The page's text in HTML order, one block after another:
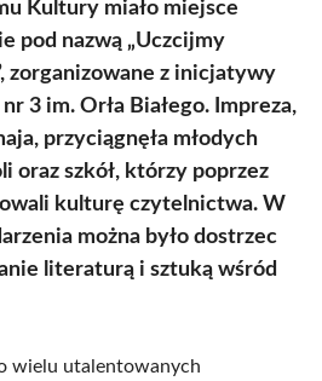
Kultury miało miejsce
pod nazwą „Uczcijmy
zorganizowane z inicjatywy
3 im. Orła Białego. Impreza,
przyciągnęła młodych
oraz szkół, którzy poprzez
kulturę czytelnictwa. W
można było dostrzec
literaturą i sztuką wśród
wielu utalentowanych